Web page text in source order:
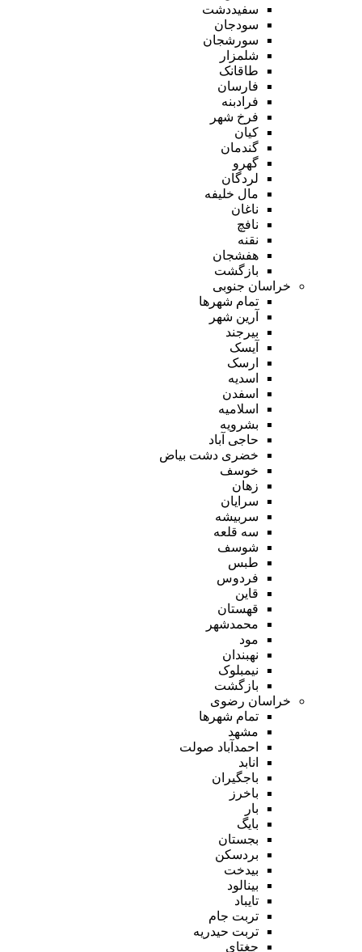
سفیددشت
سودجان
سورشجان
شلمزار
طاقانک
فارسان
فرادبنه
فرخ شهر
کیان
گندمان
گهرو
لردگان
مال خلیفه
ناغان
نافچ
نقنه
هفشجان
بازگشت
خراسان جنوبی
تمام شهر‌ها
آرین شهر
بیرجند
آیسک
ارسک
اسدیه
اسفدن
اسلامیه
بشرویه
حاجی آباد
خضری دشت بیاض
خوسف
زهان
سرایان
سربیشه
سه قلعه
شوسف
طبس
فردوس
قاین
قهستان
محمدشهر
مود
نهبندان
نیمبلوک
بازگشت
خراسان رضوی
تمام شهر‌ها
مشهد
احمدآباد صولت
انابد
باجگیران
باخرز
بار
بایگ
بجستان
بردسکن
بیدخت
بینالود
تایباد
تربت جام
تربت حیدریه
جغتای